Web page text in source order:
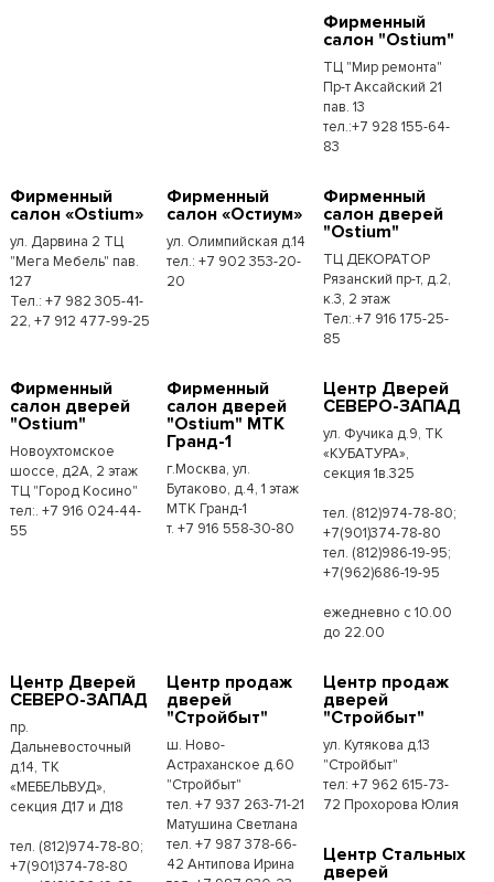
Фирменный
салон "Ostium"
ТЦ "Мир ремонта"
Пр-т Аксайский 21
пав. 13
тел.:+7 928 155-64-
83
Фирменный
салон «Ostium»
ул. Дарвина 2 ТЦ
"Мега Мебель" пав.
127
Тел.: +7 982 305-41-
22, +7 912 477-99-25
Фирменный
салон «Остиум»
ул. Олимпийская д.14
тел.: +7 902 353-20-
20
Фирменный
салон дверей
"Ostium"
ТЦ ДЕКОРАТОР
Рязанский пр-т, д.2,
к.3, 2 этаж
Тел:.+7 916 175-25-
85
Фирменный
салон дверей
"Ostium"
Новоухтомское
шоссе, д2А, 2 этаж
ТЦ "Город Косино"
тел:. +7 916 024-44-
55
Фирменный
салон дверей
"Ostium" МТК
Гранд-1
г.Москва, ул.
Бутаково, д.4, 1 этаж
МТК Гранд-1
т. +7 916 558-30-80
Центр Дверей
СЕВЕРО-ЗАПАД
ул. Фучика д.9, ТК
«КУБАТУРА»,
секция 1в.325
тел. (812)974-78-80;
+7(901)374-78-80
тел. (812)986-19-95;
+7(962)686-19-95
ежедневно с 10.00
до 22.00
Центр Дверей
СЕВЕРО-ЗАПАД
пр.
Дальневосточный
д.14, ТК
«МЕБЕЛЬВУД»,
секция Д17 и Д18
тел. (812)974-78-80;
+7(901)374-78-80
Центр продаж
дверей
"Стройбыт"
ш. Ново-
Астраханское д.60
"Стройбыт"
тел. +7 937 263-71-21
Матушина Светлана
тел. +7 987 378-66-
42 Антипова Ирина
Центр продаж
дверей
"Стройбыт"
ул. Кутякова д.13
"Стройбыт"
тел: +7 962 615-73-
72 Прохорова Юлия
Центр Стальных
дверей